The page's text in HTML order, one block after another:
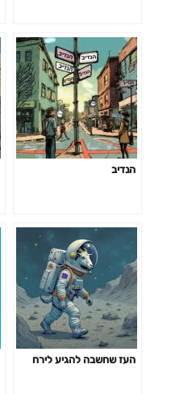
הנדיב
העז שחשבה להגיע לירח